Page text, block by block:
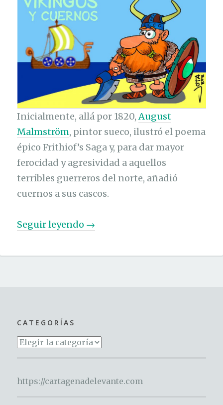
Inicialmente, allá por 1820,August
Malmström, pintor sueco, ilustró el poema
épico Frithiof’s Saga y, para dar mayor
ferocidad y agresividad a aquellos
terribles guerreros del norte, añadió
cuernos a sus cascos.
Seguir leyendo «
e
g
s
→
CATEGORÍAS
Categorías
https://cartagenadelevante.com